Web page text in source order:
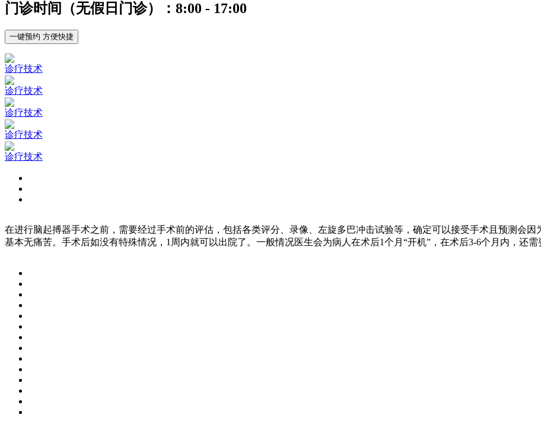
门诊时间（无假日门诊）：8:00 - 17:00
一键预约 方便快捷
诊疗技术
诊疗技术
诊疗技术
诊疗技术
诊疗技术
在进行脑起搏器手术之前，需要经过手术前的评估，包括各类评分、录像、左旋多巴冲击试验等，确定可以接受手术且预测会
基本无痛苦。手术后如没有特殊情况，1周内就可以出院了。一般情况医生会为病人在术后1个月“开机”，在术后3-6个月内，还需